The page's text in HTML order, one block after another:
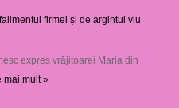
firmei și de argintul viu
expres vrăjitoarei Maria din
mai mult »